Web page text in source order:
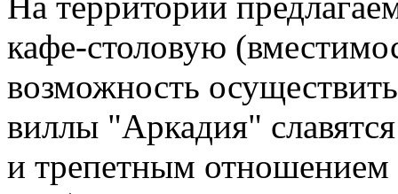
кафе-столовую
возможность
виллы "Аркадия"
и трепетным